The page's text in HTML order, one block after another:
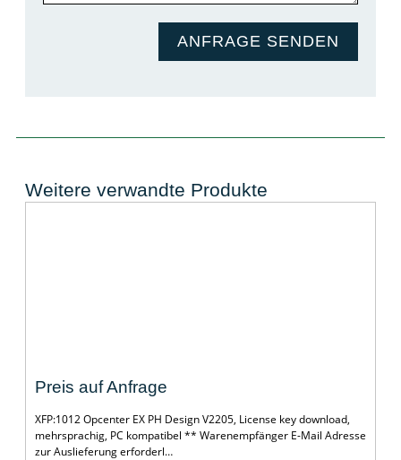
ANFRAGE SENDEN
Weitere verwandte Produkte
Preis auf Anfrage
XFP:1012 Opcenter EX PH Design V2205, License key download,
mehrsprachig, PC kompatibel ** Warenempfänger E-Mail Adresse
zur Auslieferung erforderl…